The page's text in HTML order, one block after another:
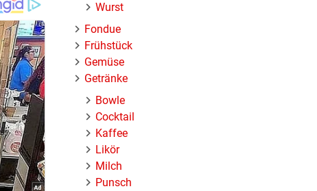
Wurst
Fondue
Frühstück
Gemüse
Getränke
Bowle
Cocktail
Kaffee
Likör
Milch
Punsch